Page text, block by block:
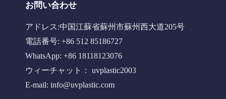
お問い合わせ
アドレス:中国江蘇省蘇州市蘇州西大道205号
電話番号: +86 512 85186727
WhatsApp: +86 18118123076
ウィーチャット： uvplastic2003
E-mail: info@uvplastic.com